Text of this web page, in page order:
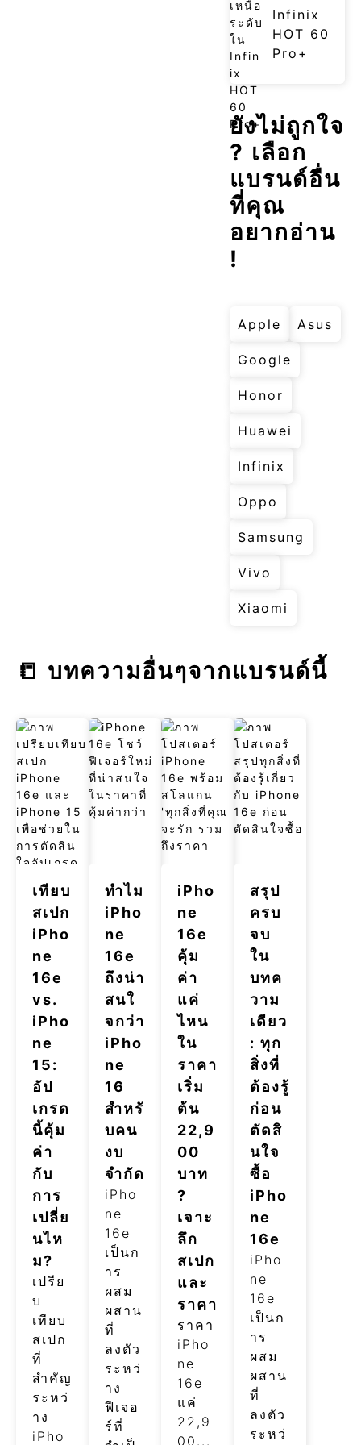
Infinix
HOT 60
Pro+
ยังไม่ถูกใจ
? เลือก
แบรนด์อื่น
ที่คุณ
อยากอ่าน
!
Apple Asus
Google
Honor
Huawei
Infinix
Oppo
Samsung
Vivo
Xiaomi
📒 บทความอื่นๆจากแบรนด์นี้
เทียบ
สเปก
iPho
ne
16e
vs.
iPho
ne
15:
อัป
เกรด
นี้คุ้ม
ค่า
กับ
การ
เปลี่ย
นไห
ม?
เปรีย
บ
เทียบ
สเปก
ที่
สำคัญ
ระหว่
าง
iPho
ทำไม
iPho
ne
16e
ถึงน่า
สนใ
จกว่า
iPho
ne
16
สำหรั
บคน
งบ
จำกัด
iPho
ne
16e
เป็นก
าร
ผสม
ผสาน
ที่
ลงตัว
ระหว่
าง
ฟีเจอ
ร์ที่
iPho
ne
16e
คุ้ม
ค่า
แค่
ไหน
ใน
ราคา
เริ่ม
ต้น
22,9
00
บาท
?
เจาะ
ลึก
สเปก
และ
ราคา
ราคา
iPho
ne
16e
แค่
22,9
00...
สรุป
ครบ
จบ
ใน
บทค
วาม
เดียว
: ทุก
สิ่งที่
ต้องรู้
ก่อน
ตัดสิ
นใจ
ซื้อ
iPho
ne
16e
iPho
ne
16e
เป็นก
าร
ผสม
ผสาน
ที่
ลงตัว
ระหว่